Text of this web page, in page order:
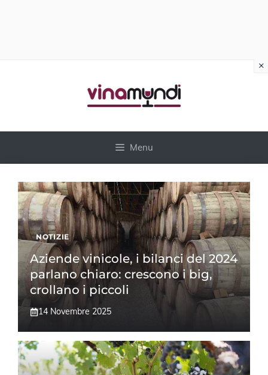
Menu
NOTIZIE
Aziende vinicole, i bilanci del 2024
parlano chiaro: crescono i big,
crollano i piccoli
14 Novembre 2025
×